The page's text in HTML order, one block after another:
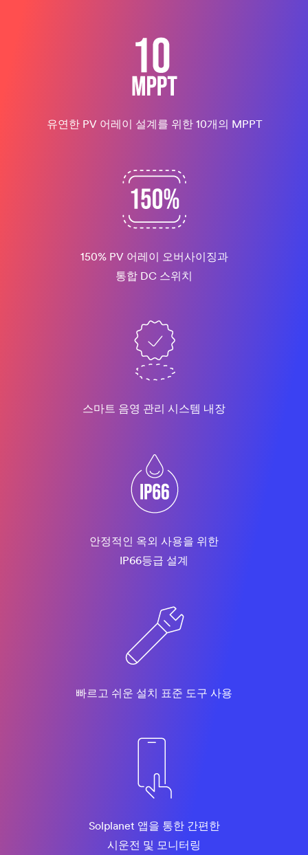
유연한 PV 어레이 설계를 위한 10개의 MPPT
150% PV 어레이 오버사이징과
통합 DC 스위치
스마트 음영 관리 시스템 내장
안정적인 옥외 사용을 위한
IP66등급 설계
빠르고 쉬운 설치 표준 도구 사용
Solplanet 앱을 통한 간편한
시운전 및 모니터링